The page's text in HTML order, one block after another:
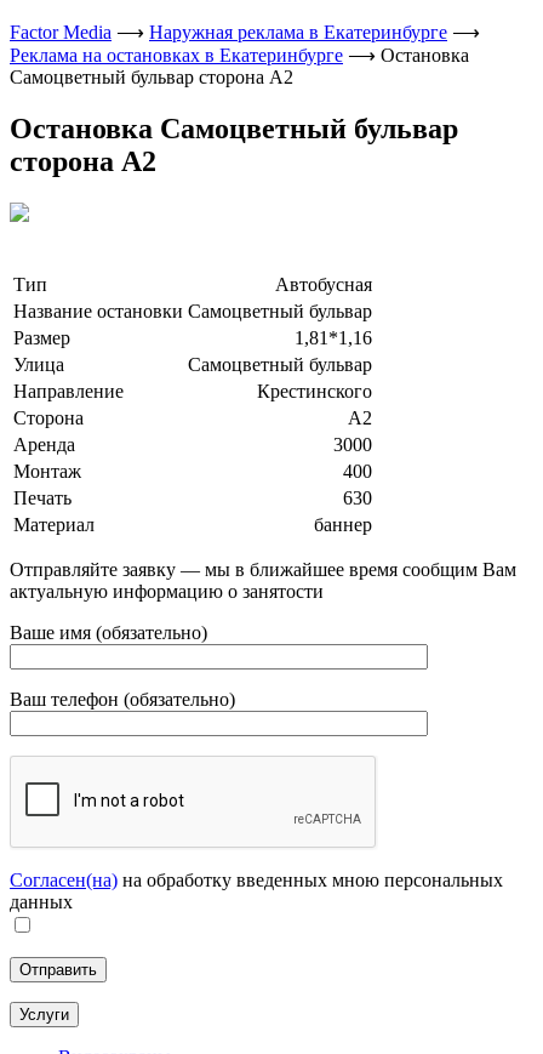
Factor Media ⟶ Наружная реклама в Екатеринбурге ⟶
Реклама на остановках в Екатеринбурге ⟶ Остановка
Самоцветный бульвар сторона А2
Остановка Самоцветный бульвар
сторона А2
Тип
Автобусная
Название остановки Самоцветный бульвар
Размер
1,81*1,16
Улица
Самоцветный бульвар
Направление
Крестинского
Сторона
А2
Аренда
3000
Монтаж
400
Печать
630
Материал
баннер
Отправляйте заявку — мы в ближайшее время сообщим Вам
актуальную информацию о занятости
Ваше имя (обязательно)
Ваш телефон (обязательно)
Согласен(на) на обработку введенных мною персональных
данных
Услуги